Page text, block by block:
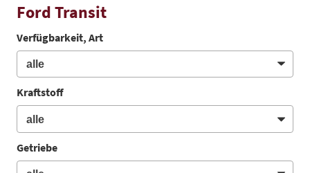
Ford Transit
Verfügbarkeit, Art
Kraftstoff
Getriebe